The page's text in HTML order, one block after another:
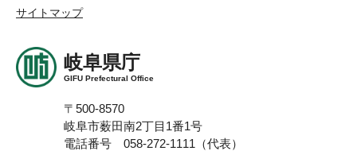
サイトマップ
岐阜県庁
GIFU Prefectural Office
〒500-8570
岐阜市薮田南2丁目1番1号
電話番号 058-272-1111（代表）